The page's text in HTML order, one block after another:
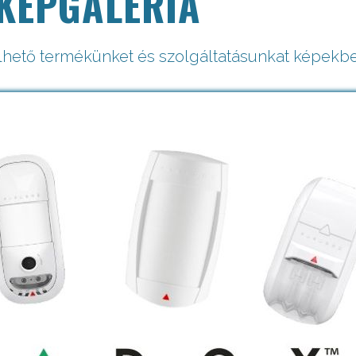
termékünket és szolgáltatásunkat